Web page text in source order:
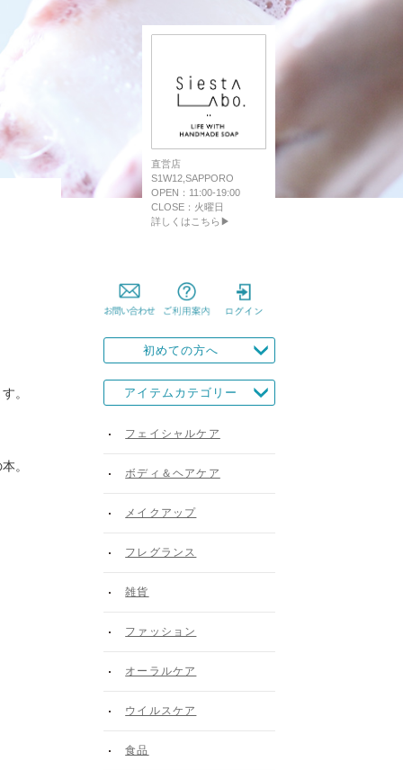
直営店
S1W12,SAPPORO
OPEN：11:00-19:00
CLOSE：火曜日
詳しくはこちら▶
。
。
初めての方へ
アイテムカテゴリー
フェイシャルケア
ボディ＆ヘアケア
メイクアップ
フレグランス
雑貨
ファッション
オーラルケア
ウイルスケア
食品